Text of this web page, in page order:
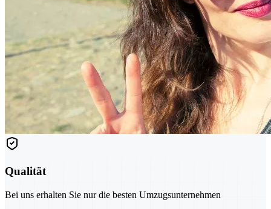
Qualität
Bei uns erhalten Sie nur die besten Umzugsunternehmen